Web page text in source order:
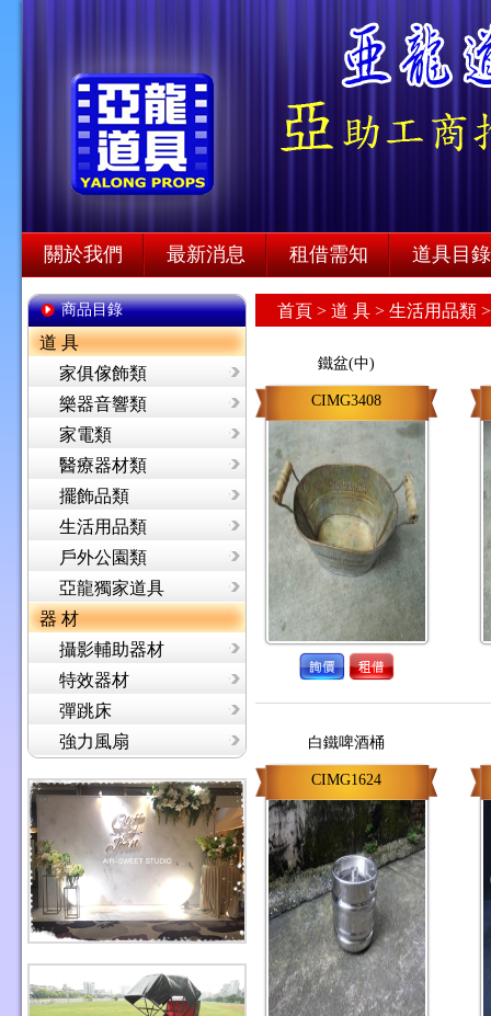
關於我們 最新消息 租借需知 道具目錄
商品目錄
道 具
家俱傢飾類
樂器音響類
家電類
醫療器材類
擺飾品類
生活用品類
戶外公園類
亞龍獨家道具
器 材
攝影輔助器材
特效器材
彈跳床
強力風扇
首頁 > 道 具 > 生活用品類
鐵盆(中)
CIMG3408
白鐵啤酒桶
CIMG1624